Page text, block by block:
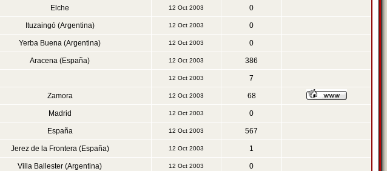
Elche 12 Oct 2003 0
Ituzaingó (Argentina) 12 Oct 2003 0
Yerba Buena (Argentina) 12 Oct 2003 0
Aracena (España) 12 Oct 2003 386
12 Oct 2003 7
Zamora 12 Oct 2003 68
Madrid 12 Oct 2003 0
España 12 Oct 2003 567
Jerez de la Frontera (España) 12 Oct 2003 1
Villa Ballester (Argentina) 12 Oct 2003 0